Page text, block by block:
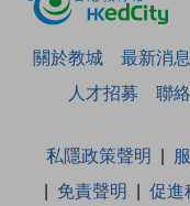
關於教城 最新消息
人才招募
聯
私隱政策聲明
免責聲明
促進